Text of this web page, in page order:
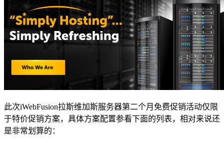
此次iWebFusion拉斯维加斯服务器第二个月免费促销活动仅限
于特价促销方案，具体方案配置参看下面的列表，相对来说还
是非常划算的：